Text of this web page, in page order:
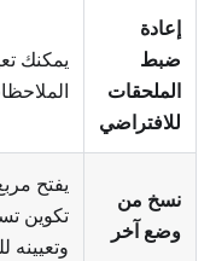
إعادة
ضبط
الملحقات
للافتراضي
يمكنك
نسخ من
وضع آخر
يفتح
تكوين